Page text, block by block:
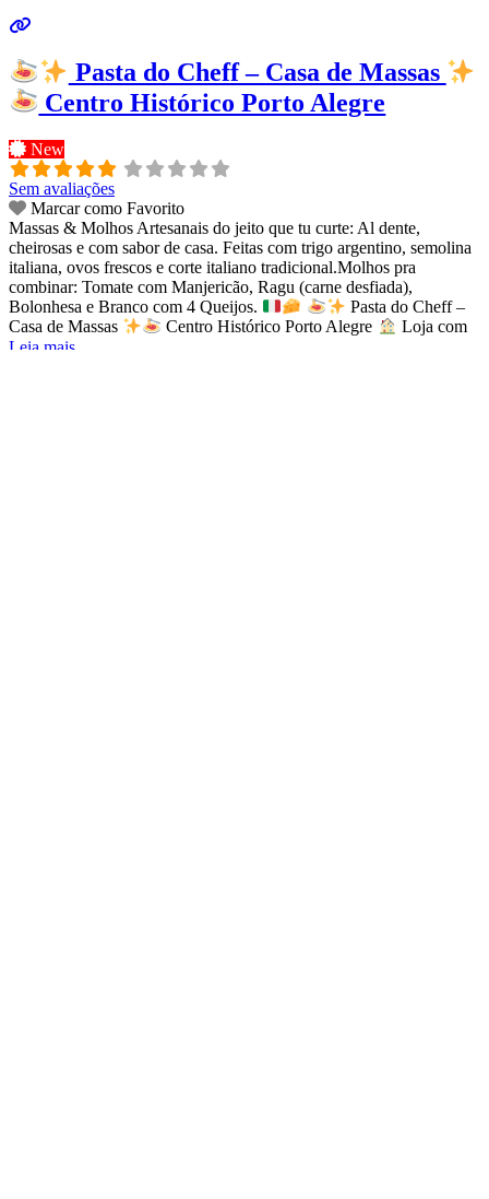
Pasta do Cheff – Casa de Massas
Centro Histórico Porto Alegre
New
Sem avaliações
Marcar como Favorito
Massas & Molhos Artesanais do jeito que tu curte: Al dente,
cheirosas e com sabor de casa. Feitas com trigo argentino, semolina
italiana, ovos frescos e corte italiano tradicional.Molhos pra
combinar: Tomate com Manjericão, Ragu (carne desfiada),
Bolonhesa e Branco com 4 Queijos.
Pasta do Cheff –
Casa de Massas
Centro Histórico Porto Alegre
Loja com
Leia mais...